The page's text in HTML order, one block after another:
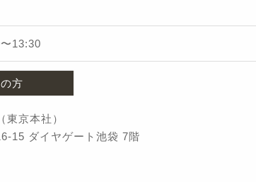
〜13:30
方
京本社）
15 ダイヤゲート池袋 7階